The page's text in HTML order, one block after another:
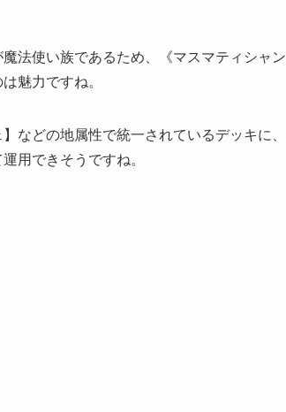
魔法使い族であるため、《マスマティシャ
魅力ですね。
などの地属性で統一されているデッキに
用できそうですね。